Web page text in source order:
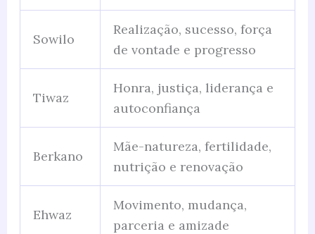
Sowilo
Realização, sucesso, força
de vontade e progresso
Tiwaz
Honra, justiça, liderança e
autoconfiança
Berkano
Mãe-natureza, fertilidade,
nutrição e renovação
Ehwaz
Movimento, mudança,
parceria e amizade